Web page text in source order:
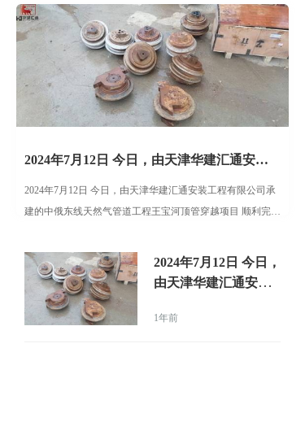
2024年7月12日 今日，由天津华建汇通安装工程有限公司承建的中俄东线天然气管道工程王宝河顶管穿越项目 顺利完成
2024年7月12日 今日，由天津华建汇通安装工程有限公司承
建的中俄东线天然气管道工程王宝河顶管穿越项目 顺利完
越工程全长404.
2024年7月12日 今日，
由天津华建汇通安装
中俄东线天然气管道
1年前